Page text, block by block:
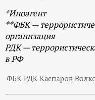
*Иноагент
**ФБК —
организация
РДК —
в РФ
ФБК РДК Каспаров